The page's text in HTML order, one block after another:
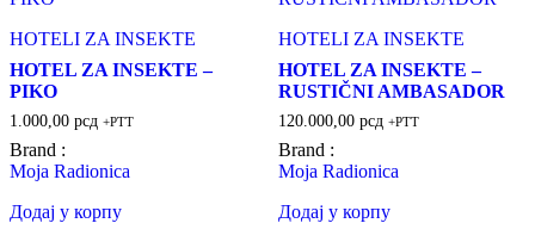
HOTELI ZA INSEKTE
HOTEL ZA INSEKTE –
PIKO
1.000,00 рсд +PTT
Brand :
Moja Radionica
Додај у корпу
HOTELI ZA INSEKTE
HOTEL ZA INSEKTE –
RUSTIČNI AMBASADOR
120.000,00 рсд +PTT
Brand :
Moja Radionica
Додај у корпу